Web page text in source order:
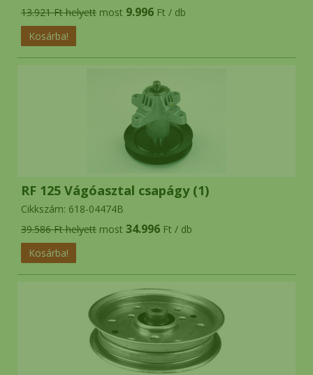
13.921 Ft helyett most 9.996 Ft / db
RF 125 Vágóasztal csapágy (1)
Cikkszám: 618-04474B
39.586 Ft helyett most 34.996 Ft / db